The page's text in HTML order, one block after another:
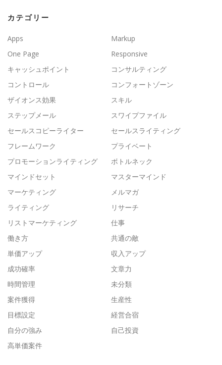
カテゴリー
Apps
Markup
One Page
Responsive
キャッシュポイント
コンサルティング
コントロール
コンフォートゾーン
ザイオンス効果
スキル
ステップメール
スワイプファイル
セールスコピーライター
セールスライティング
フレームワーク
プライベート
プロモーションライティング
ボトルネック
マインドセット
マスターマインド
マーケティング
メルマガ
ライティング
リサーチ
リストマーケティング
仕事
働き方
共通の敵
単価アップ
収入アップ
成功確率
文章力
時間管理
未分類
案件獲得
生産性
目標設定
経営合宿
自分の強み
自己投資
高単価案件